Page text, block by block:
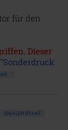
für den
Dieser
"Sonderdruck
IDEALER STAAT